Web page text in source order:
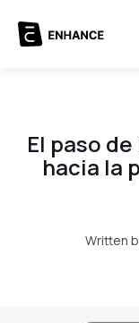
El paso
hacia la
Written